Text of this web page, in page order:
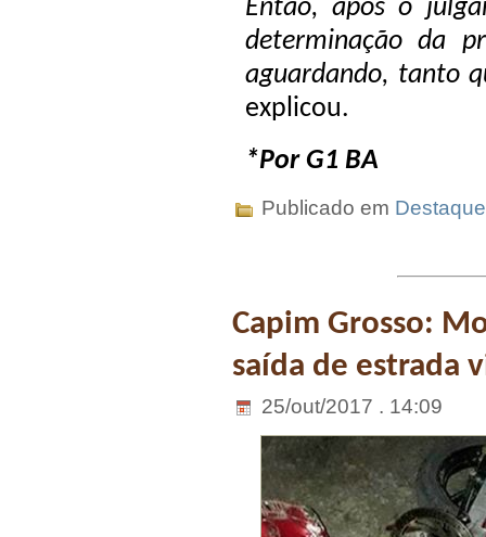
Então, após o
determinação da
aguardando, tanto
explicou.
*Por G1 BA
Publicado em
Capim Grosso:
saída de estrada
25/out/2017 . 14:09